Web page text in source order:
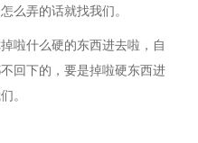
么弄的话就找我们。
啦什么硬的东西进去啦，自
回下的，要是掉啦硬东西进
。